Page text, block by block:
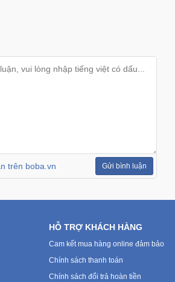
trên boba.vn Gửi bình luận
HỖ TRỢ KHÁCH HÀNG
Cam kết mua hàng online đảm bảo
Chính sách thanh toán
Chính sách đổi trả hoàn tiền